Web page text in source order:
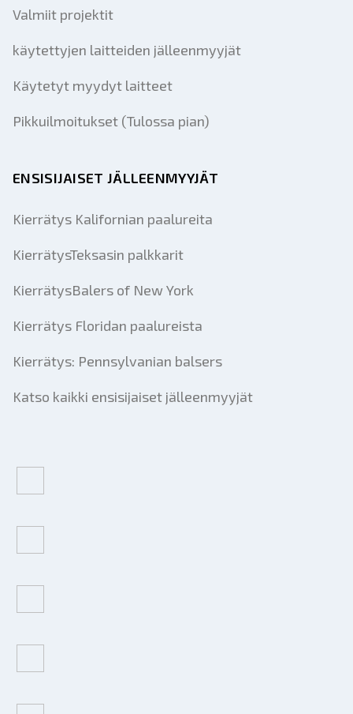
Valmiit projektit
käytettyjen laitteiden jälleenmyyjät
Käytetyt myydyt laitteet
Pikkuilmoitukset (Tulossa pian)
ENSISIJAISET JÄLLEENMYYJÄT
Kierrätys Kalifornian paalureita
KierrätysTeksasin palkkarit
KierrätysBalers of New York
Kierrätys Floridan paalureista
Kierrätys: Pennsylvanian balsers
Katso kaikki ensisijaiset jälleenmyyjät